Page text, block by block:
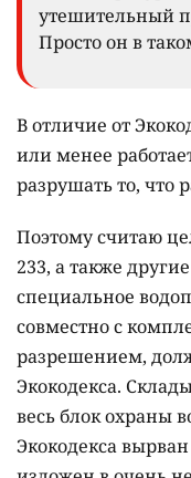
утешительный
Просто он в
В отличие от
или менее
разрушать то, что
Поэтому считаю
233, а также
специальное
совместно с
разрешением,
Экокодекса.
весь блок охраны
Экокодекса